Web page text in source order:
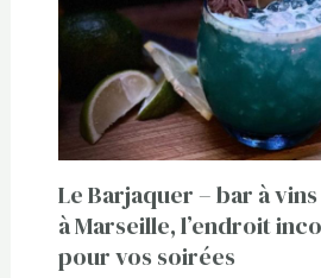
Le Barjaquer – bar à
à Marseille, l’endroit
pour vos soirées